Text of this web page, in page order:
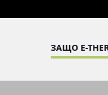
ЗАЩО E-